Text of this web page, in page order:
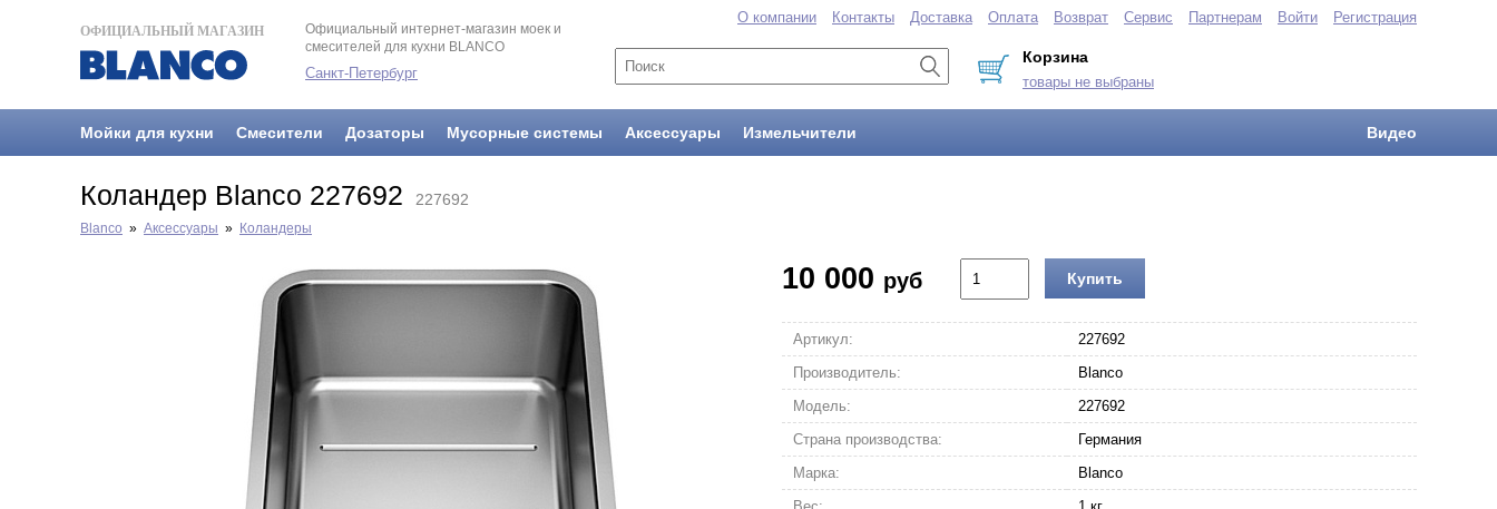
ОФИЦИАЛЬНЫЙ МАГАЗИН
Официальный интернет-магазин моек и
смесителей для кухни BLANCO
Санкт-Петербург
Корзина
товары не выбраны
Мойки для кухни Смесители Дозаторы Мусорные системы Аксессуары Измельчители Видео
О компании Контакты Доставка Оплата Возврат Сервис Партнерам Войти Регистрация
Коландер Blanco 227692 227692
Blanco » Аксессуары » Коландеры
10 000 руб Купить
Артикул:
227692
Производитель:
Blanco
Модель:
227692
Страна производства:
Германия
Марка:
Blanco